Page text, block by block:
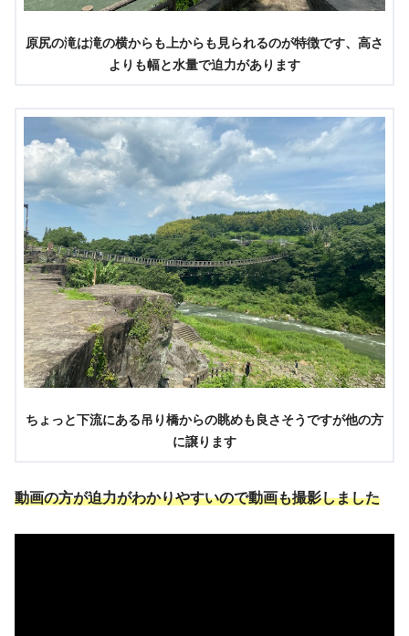
原尻の滝は滝の横からも上からも見られるのが特徴です、高さ
よりも幅と水量で迫力があります
ちょっと下流にある吊り橋からの眺めも良さそうですが他の方
に譲ります
動画の方が迫力がわかりやすいので動画も撮影しました